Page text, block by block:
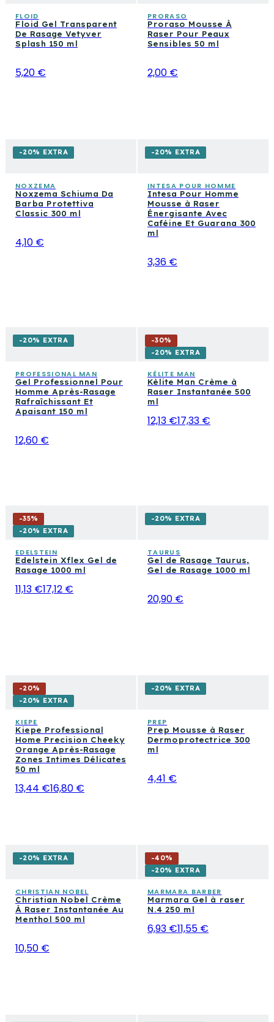
irritations devraient privilégier les formules
spécifiquement indiquées, comme celles à base de
provitamine B, beurre de cacao ou avec action
apaisante.
FLOID
Floid Gel Transparent
De Rasage Vetyver
Splash 150 ml
5,20 €
PRORASO
Proraso Mousse À
Raser Pour Peaux
Sensibles 50 ml
2,00 €
-20% EXTRA
NOXZEMA
Noxzema Schiuma Da
Barba Protettiva
Classic 300 ml
4,10 €
-20% EXTRA
INTESA POUR HOMME
Intesa Pour Homme
Mousse à Raser
Énergisante Avec
Caféine Et Guarana 300
ml
3,36 €
-20% EXTRA
PROFESSIONAL MAN
Gel Professionnel Pour
Homme Après-Rasage
Rafraîchissant Et
Apaisant 150 ml
12,60 €
-30%
-20% EXTRA
KÈLITE MAN
Kèlite Man Crème à
Raser Instantanée 500
ml
12,13 €17,33 €
-35%
-20% EXTRA
EDELSTEIN
Edelstein Xflex Gel de
Rasage 1000 ml
11,13 €17,12 €
-20% EXTRA
TAURUS
Gel de Rasage Taurus,
Gel de Rasage 1000 ml
20,90 €
-20%
-20% EXTRA
KIEPE
Kiepe Professional
Home Precision Cheeky
Orange Après-Rasage
Zones Intimes Délicates
50 ml
13,44 €16,80 €
-20% EXTRA
PREP
Prep Mousse à Raser
Dermoprotectrice 300
ml
4,41 €
-20% EXTRA
CHRISTIAN NOBEL
Christian Nobel Crème
À Raser Instantanée Au
Menthol 500 ml
10,50 €
-40%
-20% EXTRA
MARMARA BARBER
Marmara Gel à raser
N.4 250 ml
6,93 €11,55 €